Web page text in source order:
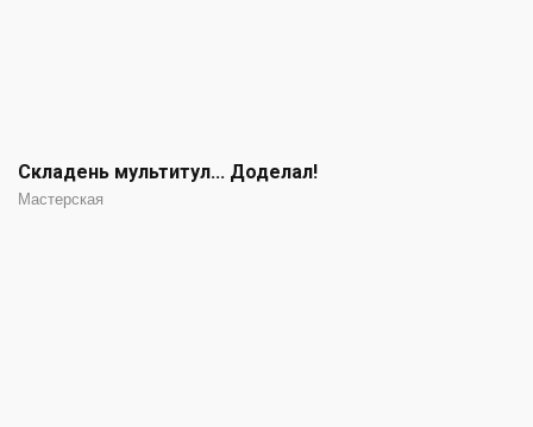
Складень мультитул... Доделал!
Мастерская